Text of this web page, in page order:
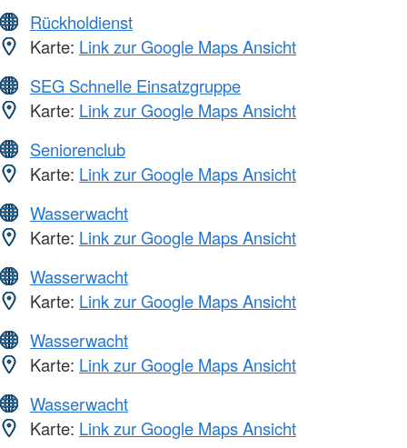
Rückholdienst
Karte: Link zur Google Maps Ansicht
SEG Schnelle Einsatzgruppe
Karte: Link zur Google Maps Ansicht
Seniorenclub
Karte: Link zur Google Maps Ansicht
Wasserwacht
Karte: Link zur Google Maps Ansicht
Wasserwacht
Karte: Link zur Google Maps Ansicht
Wasserwacht
Karte: Link zur Google Maps Ansicht
Wasserwacht
Karte: Link zur Google Maps Ansicht